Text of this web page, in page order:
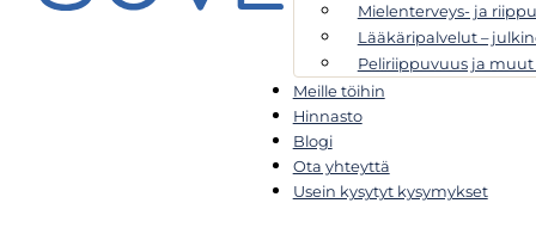
Mielenterveys- ja
Lääkäripalvelut –
Peliriippuvuus ja
Meille töihin
Hinnasto
Blogi
Ota yhteyttä
Usein kysytyt kysymykset